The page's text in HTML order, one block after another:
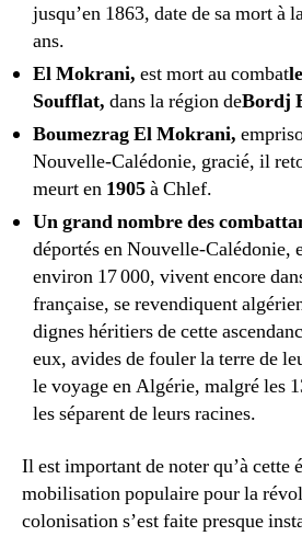
jusqu’en 1863, date de sa mort à
ans.
El Mokrani, est mort au combat
Soufflat, dans la région deBordj
Boumezrag El Mokrani,
Nouvelle-Calédonie, gracié, il
meurt en 1905à Chlef.
Un grand nombre des
déportés en Nouvelle-Calédonie,
environ 17 000, vivent encore
française, se revendiquent
dignes héritiers de cette
eux, avides de fouler la terre de
le voyage en Algérie, malgré les
les séparent de leurs racines.
Il est important de noter qu’à cette
mobilisation populaire pour la
colonisation s’est faite presque